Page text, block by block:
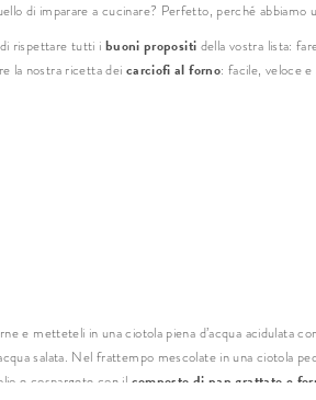
di imparare a cucinare? Perfetto, perché abbiamo
di rispettare tutti i buoni propositi della vostra lista:
la nostra ricetta dei carciofi al forno: facile, veloce
e metteteli in una ciotola piena d’acqua acidulata
salata. Nel frattempo mescolate in una ciotola
e cospargete con il composto di pan grattato e